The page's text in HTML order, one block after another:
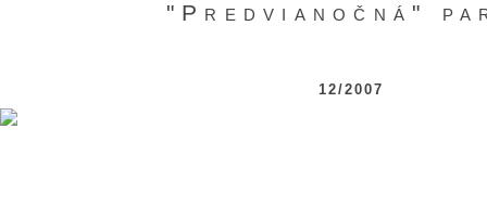
"Predvianočná"
12/2007